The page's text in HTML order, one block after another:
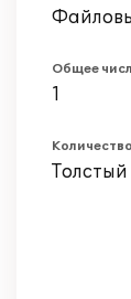
Общее
1
Толстый